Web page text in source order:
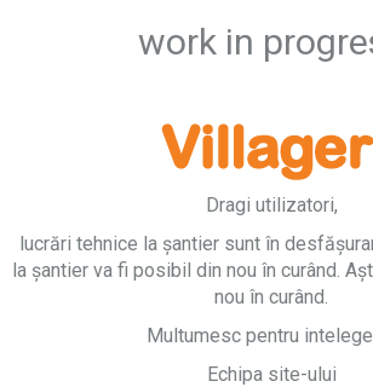
work in
Dragi utilizatori,
lucrări tehnice la șantier sunt în
la șantier va fi posibil din nou în curând.
nou în curând.
Multumesc pentru
Echipa site-ului